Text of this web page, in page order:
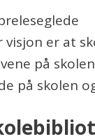
visjon er at
på
på skolen